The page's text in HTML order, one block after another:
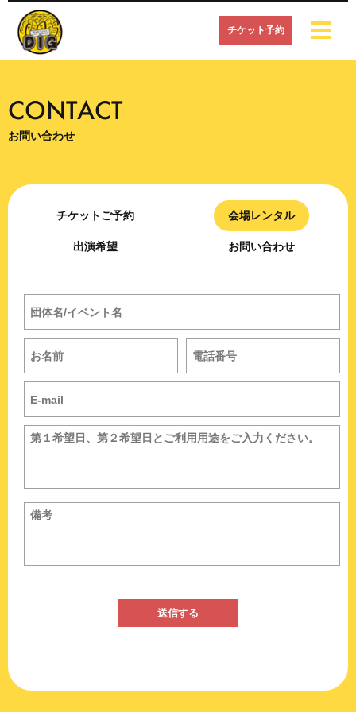
チケット予約
CONTACT
お問い合わせ
チケットご予約 会場レンタル
出演希望 お問い合わせ